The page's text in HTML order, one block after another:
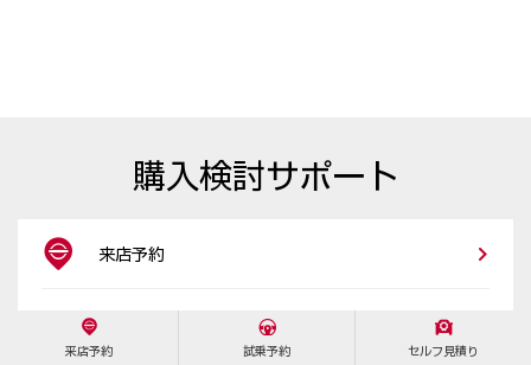
購入検討サポート
来店予約
来店予約 試乗予約 セルフ見積り